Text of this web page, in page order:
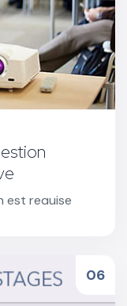
est requise